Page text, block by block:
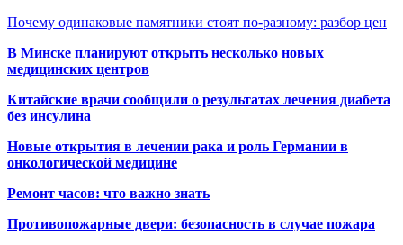
Почему одинаковые памятники стоят по-разному: разбор цен
В Минске планируют открыть несколько новых
медицинских центров
Китайские врачи сообщили о результатах лечения диабета
без инсулина
Новые открытия в лечении рака и роль Германии в
онкологической медицине
Ремонт часов: что важно знать
Противопожарные двери: безопасность в случае пожара